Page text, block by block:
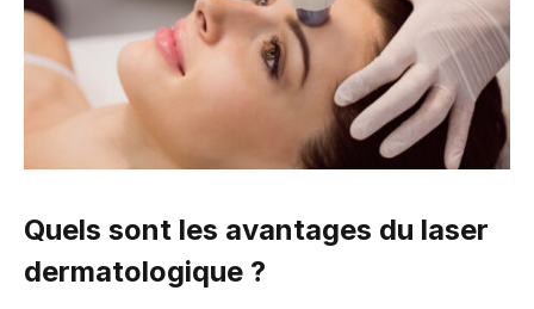
Quels sont les avantages du laser
dermatologique ?